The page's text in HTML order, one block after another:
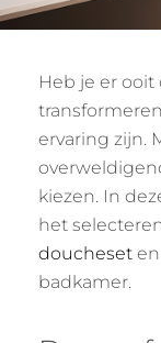
Heb je er
ervaring zijn.
kiezen. In
het
doucheset en
badkamer.